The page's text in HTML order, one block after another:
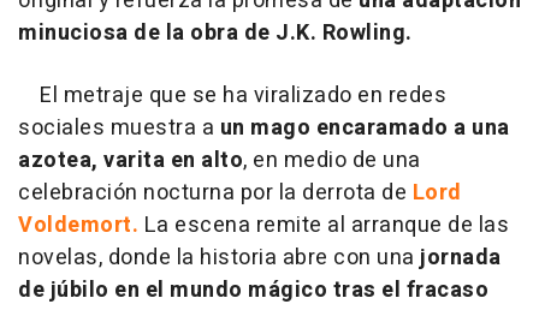
minuciosa de la obra de J.K. Rowling.
El metraje que se ha viralizado en redes
sociales muestra a un mago encaramado a una
azotea, varita en alto, en medio de una
celebración nocturna por la derrota de Lord
Voldemort. La escena remite al arranque de las
novelas, donde la historia abre con unajornada
dejúbilo en el mundo mágico tras el fracaso